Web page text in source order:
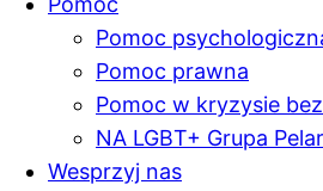
Pomoc
Pomoc prawna
Pomoc w kryzysie
NA LGBT+ Grupa
Wesprzyj nas